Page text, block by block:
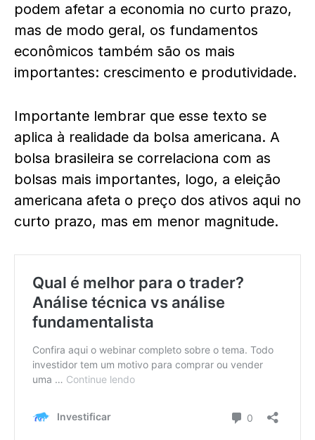
podem afetar a economia no curto prazo,
mas de modo geral, os fundamentos
econômicos também são os mais
importantes: crescimento e produtividade.
Importante lembrar que esse texto se
aplica à realidade da bolsa americana. A
bolsa brasileira se correlaciona com as
bolsas mais importantes, logo, a eleição
americana afeta o preço dos ativos aqui no
curto prazo, mas em menor magnitude.